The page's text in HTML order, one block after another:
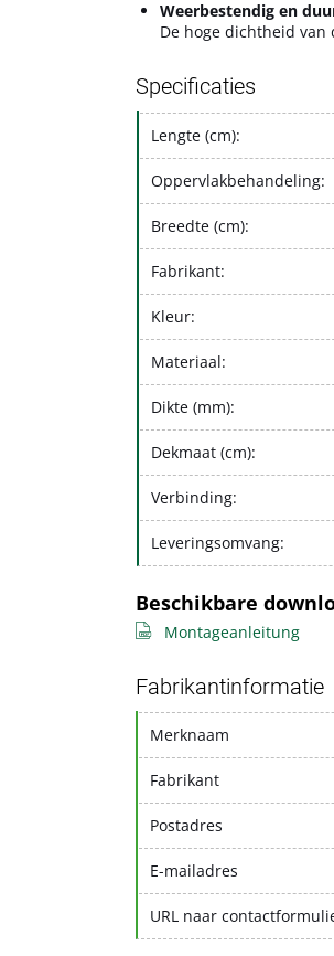
Weerbestendig en
De hoge dichtheid
Specificaties
Lengte (cm):
Oppervlakbehandeling:
Breedte (cm):
Fabrikant:
Kleur:
Materiaal:
Dikte (mm):
Dekmaat (cm):
Verbinding:
Leveringsomvang:
Beschikbare
Montageanleitung
Fabrikantinformatie
Merknaam
Fabrikant
Postadres
E-mailadres
URL naar